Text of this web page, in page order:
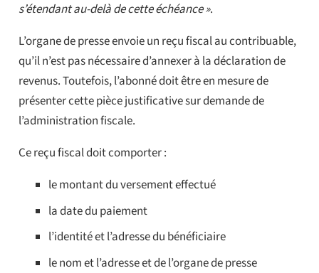
s’étendant au-delà de cette échéance ».
L’organe de presse envoie un reçu fiscal au contribuable,
qu’il n’est pas nécessaire d’annexer à la déclaration de
revenus. Toutefois, l’abonné doit être en mesure de
présenter cette pièce justificative sur demande de
l’administration fiscale.
Ce reçu fiscal doit comporter :
le montant du versement effectué
la date du paiement
l’identité et l’adresse du bénéficiaire
le nom et l’adresse et de l’organe de presse